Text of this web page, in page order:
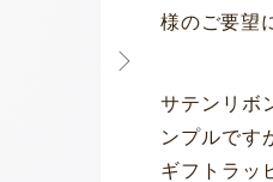
様のご要望
サテンリボ
ンプルです
ギフトラッ